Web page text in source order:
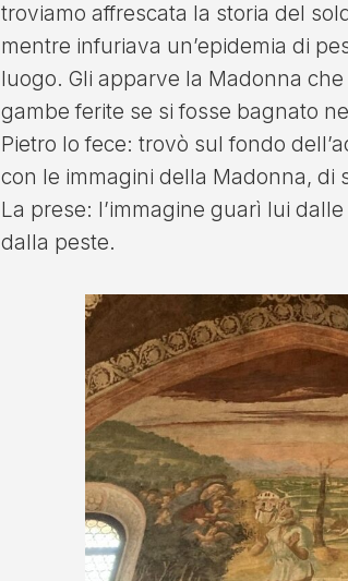
troviamo affrescata la storia del
mentre infuriava un’epidemia di
luogo. Gli apparve la Madonna
gambe ferite se si fosse bagnato
Pietro lo fece: trovò sul fondo
con le immagini della Madonna, di
La prese: l’immagine guarì lui
dalla peste.